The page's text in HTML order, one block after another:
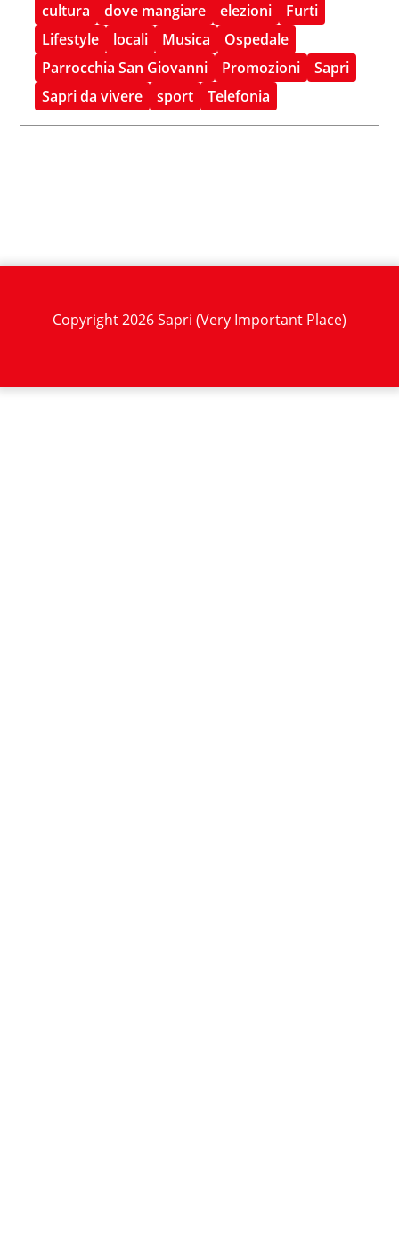
cultura dove mangiare elezioni
Furti
Lifestyle
locali Musica
Ospedale
Parrocchia San Giovanni
Promozioni
Sapri
Sapri da vivere
sport Telefonia
Copyright 2026 Sapri (Very Important Place)